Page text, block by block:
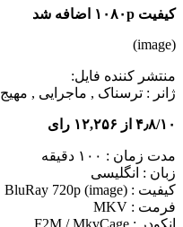
کیفیت ۱۰۸۰p اضافه شد
(image)
منتشر کننده فایل:
ژانر : ترسناک , ماجرایی , مهیج
۴٫۸/۱۰ از ۱۲,۲۵۶ رای
مدت زمان : ۱۰۰ دقیقه
زبان : انگلیسی
کیفیت : BluRay 720p (image)
فرمت : MKV